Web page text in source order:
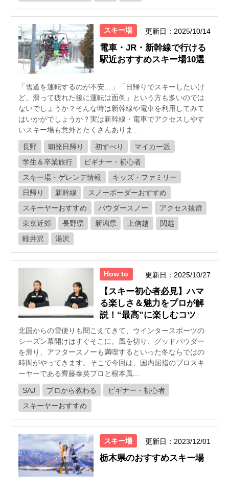
スキー場 更新日：2025/10/14
電車・JR・新幹線で行ける
駅近おすすめスキー場10選
「雪道を運転するのが不安…」「日帰りでスキーしたいけ
ど、滑って疲れた後に運転は面倒」という方も多いのでは
ないでしょうか？そんな時は新幹線や電車を利用してみて
はいかがでしょうか？実は新幹線・電車でアクセスしやす
いスキー場も意外とたくさんありま...
長野 朝発日帰り 初すべり
マイカー派
学生＆卒業旅行
ビギナー・初心者
スキー場・ゲレンデ情報
キッズ・ファミリー
日帰り
新幹線
スノーボーダーおすすめ
スキーヤーおすすめ
パウダースノー
アクセス抜群
東京近郊
長野県 新潟県 上信越
関越
軽井沢
湯沢
How to 更新日：2025/10/27
【スキー初心者必見】ハマ
る楽しさ＆魅力をプロが解
説！“最高”に楽しむコツ
北国からの雪便りも聞こえてきて、ウインタースポーツの
シーズン幕開けはすぐそこに。風を切り、グッドパウダー
を滑り、アフタースノーも満喫するといった冬ならではの
時間がやってきます。そこで今回は、国内屈指のプロスキ
ーヤーである齊藤泰英プロと根本風...
SAJ プロから教わる
ビギナー・初心者
スキーヤーおすすめ
スキー場 更新日：2023/12/01
栃木県のおすすめスキー場